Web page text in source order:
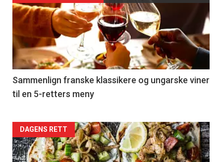
akkurat
nå
-
5
Sammenlign franske klassikere og ungarske viner
til en 5-retters meny
Forsiden
akkurat
DAGENS RETT